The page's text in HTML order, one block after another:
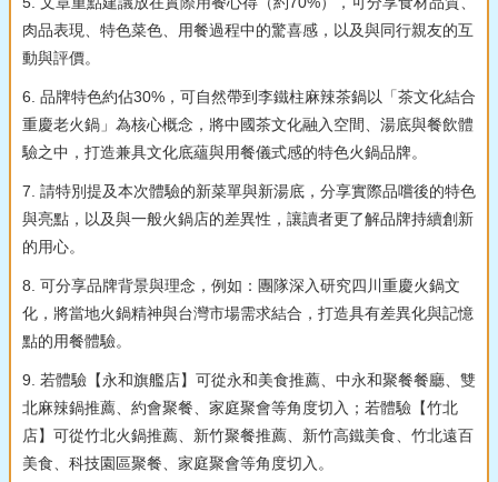
肉品表現、特色菜色、用餐過程中的驚喜感，以及與同行親友的互
動與評價。
6. 品牌特色約佔30%，可自然帶到李鐵柱麻辣茶鍋以「茶文化結合
重慶老火鍋」為核心概念，將中國茶文化融入空間、湯底與餐飲體
驗之中，打造兼具文化底蘊與用餐儀式感的特色火鍋品牌。
7. 請特別提及本次體驗的新菜單與新湯底，分享實際品嚐後的特色
與亮點，以及與一般火鍋店的差異性，讓讀者更了解品牌持續創新
的用心。
8. 可分享品牌背景與理念，例如：團隊深入研究四川重慶火鍋文
化，將當地火鍋精神與台灣市場需求結合，打造具有差異化與記憶
點的用餐體驗。
9. 若體驗【永和旗艦店】可從永和美食推薦、中永和聚餐餐廳、雙
北麻辣鍋推薦、約會聚餐、家庭聚會等角度切入；若體驗【竹北
店】可從竹北火鍋推薦、新竹聚餐推薦、新竹高鐵美食、竹北遠百
美食、科技園區聚餐、家庭聚會等角度切入。